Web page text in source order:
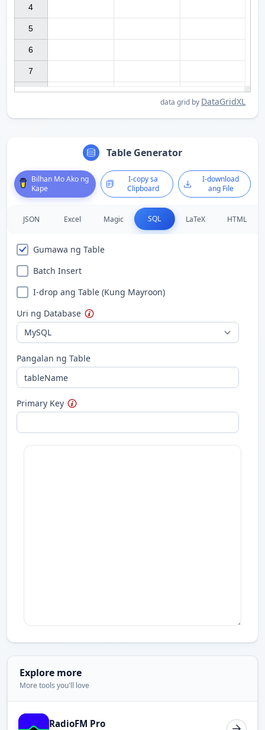
4
5
6
7
data grid by DataGridXL
Table Generator
Bilhan Mo Ako ng
Kape
I-copy sa
Clipboard
I-download
ang File
JSON Excel Magic SQL LaTeX HTML
Gumawa ng Table
Batch Insert
I-drop ang Table (Kung Mayroon)
Uri ng Database
Pangalan ng Table
Primary Key
Explore more
More tools you'll love
RadioFM Pro